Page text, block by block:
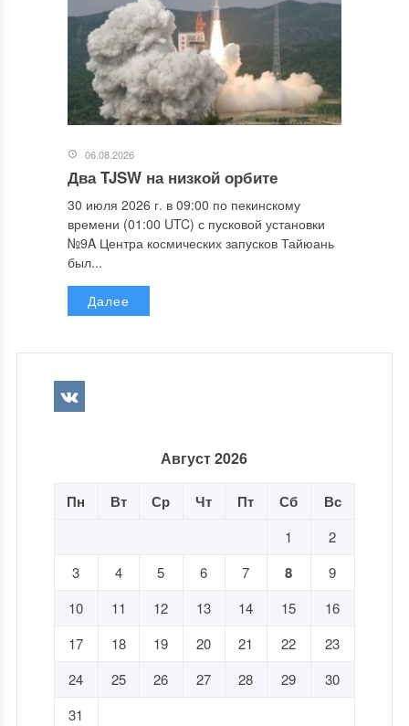
06.08.2026
Два TJSW на низкой орбите
30 июля 2026 г. в 09:00 по пекинскому
времени (01:00 UTC) с пусковой установки
№9A Центра космических запусков Тайюань
был...
Далее
Август 2026
Пн Вт Ср Чт Пт Сб Вс
1
2
3
4 5 6 7 8
9
10
11 12 13 14 15
16
17
18 19 20 21 22
23
24
25 26 27 28 29
30
31